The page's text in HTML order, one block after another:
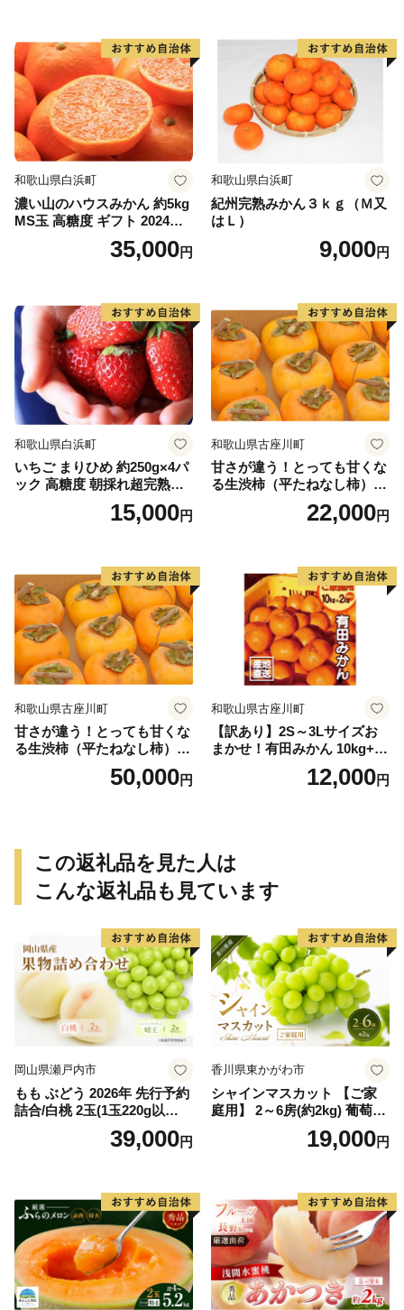
和歌山県白浜町
濃い山のハウスみかん 約5kg
MS玉 高糖度 ギフト 2024年7
35,000円
和歌山県白浜町
紀州完熟みかん３ｋｇ（Ｍ又
はＬ）
9,000円
和歌山県白浜町
いちご まりひめ 約250g×4パ
ック 高糖度 朝採れ超完熟ま
りひめ 1月以降発送分
15,000円
和歌山県古座川町
甘さが違う！とっても甘くな
る生渋柿（平たねなし柿）吊
ップ付約4.5～5kg 約24～30
22,000円
和歌山県古座川町
甘さが違う！とっても甘くな
る生渋柿（平たねなし柿）吊
ップ付約14.5～15kg 約60～
50,000円
和歌山県古座川町
【訳あり】2S～3Lサイズお
まかせ！有田みかん 10kg+2k
g保証分 11月から12月下旬ま
でに順次発送致します。 / 訳
12,000円
この返礼品を見た人は
こんな返礼品も見ています
岡山県瀬戸内市
もも ぶどう 2026年 先行予約
詰合/白桃 2玉(1玉220g以
上)・シャインマスカット 晴
39,000円
香川県東かがわ市
シャインマスカット 【ご家
庭用】 2～6房(約2kg) 葡萄 ぶ
どう ブドウ フルーツ 果物 く
だもの 果実 旬の果物 旬のフ
19,000円